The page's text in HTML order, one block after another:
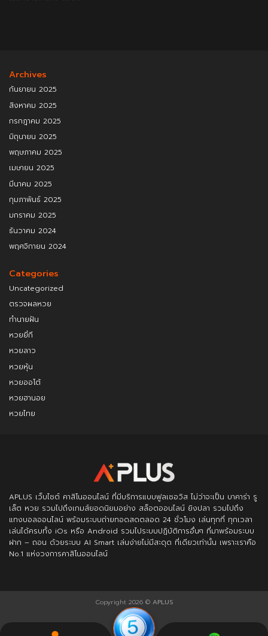
Archives
กันยายน 2025
สิงหาคม 2025
กรกฎาคม 2025
มิถุนายน 2025
พฤษภาคม 2025
เมษายน 2025
มีนาคม 2025
กุมภาพันธ์ 2025
มกราคม 2025
ธันวาคม 2024
พฤศจิกายน 2024
Categories
Uncategorized
ตรวจผลหวย
ทำนายฝัน
หวยยี่กี
หวยลาว
หวยหุ้น
หวยออโต้
หวยฮานอย
หวยไทย
APLUS เว็บไซต์ คาสิโนออนไลน์ ที่มีบริการแบบฟูลเซอวิส ไม่ว่าจะเป็น บาคาร่า รู
เล็ต หวย รวมไปถึงเกมส์ยอดนิยมอย่าง สล็อตออนไลน์ ยิงปลา รวมไปถึง
แทงบอลออนไลน์ พร้อมระบบถ่ายทอดสดตลอด 24 ชั่วโมง เล่นทุกที่ ทุกเวลา
เล่นได้ครบทั้ง iOs หรือ Android รวมไประบบปฏิบัติการอื่นๆ ที่มาพร้อมระบบ
ฝาก – ถอน ด้วยระบบ AI Smart เล่นง่ายไม่มีสะดุด ที่เดียวเท่านั้น เพราะเราคือ
No.1 แห่งวงการคาสิโนออนไลน์
Copyright 2026 © APLUS